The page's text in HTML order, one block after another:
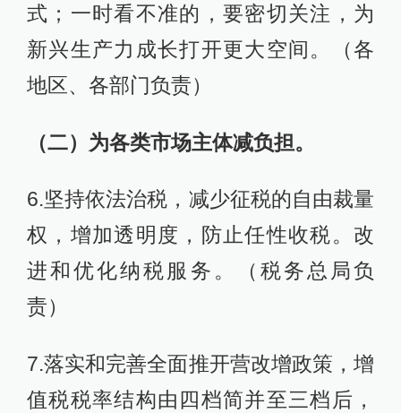
式；一时看不准的，要密切关注，为
新兴生产力成长打开更大空间。（各
地区、各部门负责）
（二）为各类市场主体减负担。
6.坚持依法治税，减少征税的自由裁量
权，增加透明度，防止任性收税。改
进和优化纳税服务。（税务总局负
责）
7.落实和完善全面推开营改增政策，增
值税税率结构由四档简并至三档后，